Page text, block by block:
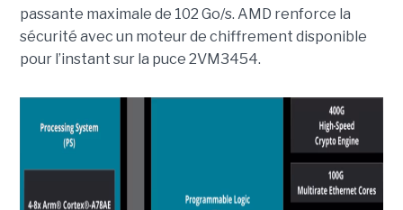
passante maximale de 102 Go/s. AMD renforce la
sécurité avec un moteur de chiffrement disponible
pour l’instant sur la puce 2VM3454.